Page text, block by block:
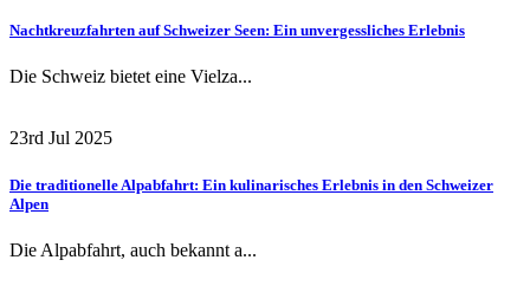
Nachtkreuzfahrten auf Schweizer Seen: Ein unvergessliches Erlebnis
Die Schweiz bietet eine Vielza...
23rd Jul 2025
Die traditionelle Alpabfahrt: Ein kulinarisches Erlebnis in den Schweizer
Alpen
Die Alpabfahrt, auch bekannt a...